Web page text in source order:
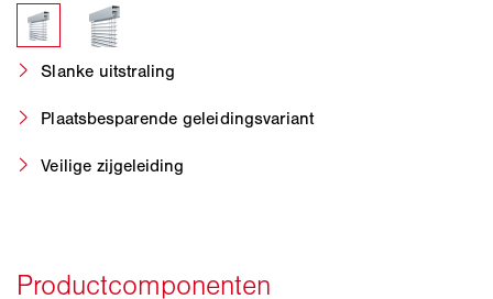
Slanke uitstraling
Plaatsbesparende geleidingsvariant
Veilige zijgeleiding